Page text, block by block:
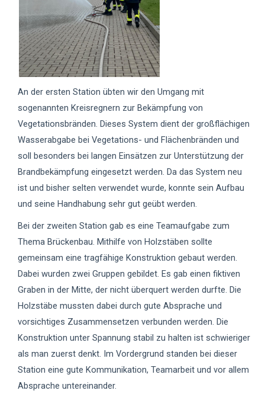
An der ersten Station übten wir den Umgang mit
sogenannten Kreisregnern zur Bekämpfung von
Vegetationsbränden. Dieses System dient der großflächigen
Wasserabgabe bei Vegetations- und Flächenbränden und
soll besonders bei langen Einsätzen zur Unterstützung der
Brandbekämpfung eingesetzt werden. Da das System neu
ist und bisher selten verwendet wurde, konnte sein Aufbau
und seine Handhabung sehr gut geübt werden.
Bei der zweiten Station gab es eine Teamaufgabe zum
Thema Brückenbau. Mithilfe von Holzstäben sollte
gemeinsam eine tragfähige Konstruktion gebaut werden.
Dabei wurden zwei Gruppen gebildet. Es gab einen fiktiven
Graben in der Mitte, der nicht überquert werden durfte. Die
Holzstäbe mussten dabei durch gute Absprache und
vorsichtiges Zusammensetzen verbunden werden. Die
Konstruktion unter Spannung stabil zu halten ist schwieriger
als man zuerst denkt. Im Vordergrund standen bei dieser
Station eine gute Kommunikation, Teamarbeit und vor allem
Absprache untereinander.